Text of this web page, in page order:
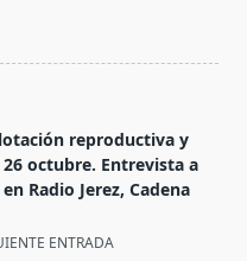
reproductiva y
octubre. Entrevista a
Radio Jerez, Cadena
ENTRADA